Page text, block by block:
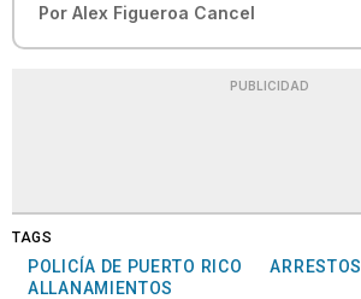
Por Alex Figueroa Cancel
PUBLICIDAD
TAGS
POLICÍA DE PUERTO RICO
ARRESTOS
ALLANAMIENTOS